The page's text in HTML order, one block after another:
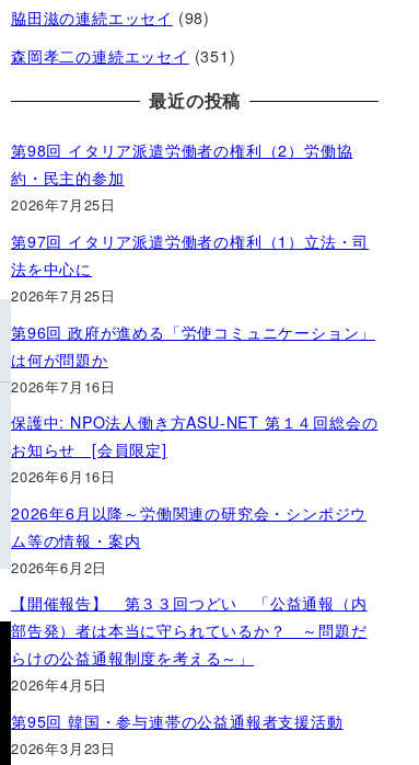
脇田滋の連続エッセイ (98)
森岡孝二の連続エッセイ (351)
最近の投稿
第98回 イタリア派遣労働者の権利（2）労働協
約・民主的参加
2026年7月25日
第97回 イタリア派遣労働者の権利（1）立法・司
法を中心に
2026年7月25日
第96回 政府が進める「労使コミュニケーション」
は何が問題か
2026年7月16日
保護中: NPO法人働き方ASU-NET 第１４回総会の
お知らせ [会員限定]
2026年6月16日
2026年6月以降～労働関連の研究会・シンポジウ
ム等の情報・案内
2026年6月2日
【開催報告】 第３３回つどい 「公益通報（内
部告発）者は本当に守られているか？ ～問題だ
らけの公益通報制度を考える～」
2026年4月5日
第95回 韓国・参与連帯の公益通報者支援活動
2026年3月23日